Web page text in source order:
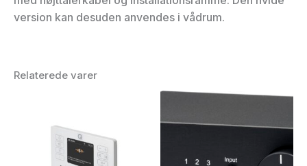
version kan desuden anvendes i vådrum.
Relaterede varer